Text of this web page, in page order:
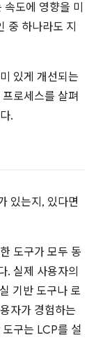
도에 영향을 미
중 하나라도 지
있게 개선되는
로세스를 살펴
.
있는지, 있다면
도구가 모두 동
. 실제 사용자의
기반 도구나 로
자가 경험하는
구는 LCP를 설